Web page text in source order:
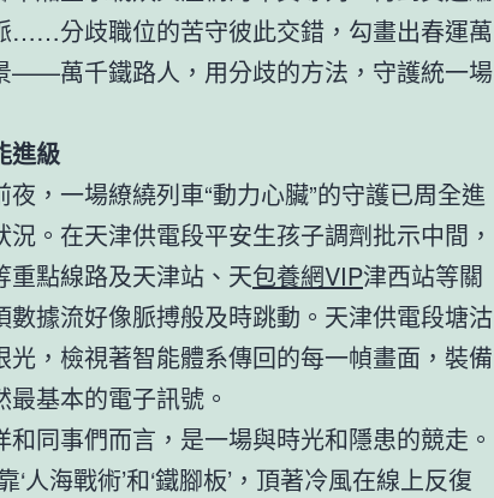
……分歧職位的苦守彼此交錯，勾畫出春運萬
——萬千鐵路人，用分歧的方法，守護統一場
進級
，一場繚繞列車“動力心臟”的守護已周全進
況。在天津供電段平安生孩子調劑批示中間，
重點線路及天津站、天包養網VIP津西站等關
數據流好像脈搏般及時跳動。天津供電段塘沽
光，檢視著智能體系傳回的每一幀畫面，裝備
基本的電子訊號。
同事們而言，是一場與時光和隱患的競走。
‘人海戰術’和‘鐵腳板’，頂著冷風在線上反復